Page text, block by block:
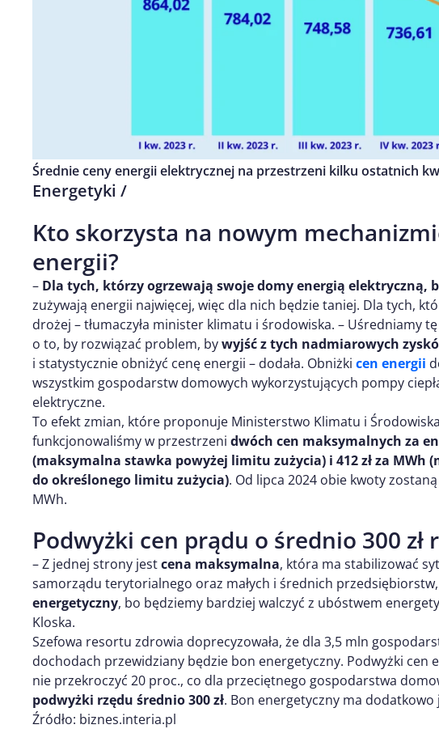
Średnie ceny energii elektrycznej na przestrzeni kilku ostatnich
Energetyki /
Kto skorzysta na nowym
energii?
– Dla tych, którzy ogrzewają swoje domy energią elektryczną,
zużywają energii najwięcej, więc dla nich będzie taniej. Dla tych,
drożej – tłumaczyła minister klimatu i środowiska. – Uśredniamy
o to, by rozwiązać problem, bywyjść z tych nadmiarowych
i statystycznie obniżyć cenę energii – dodała. Obniżki cen energii
wszystkim gospodarstw domowych wykorzystujących pompy
elektryczne.
To efekt zmian, które proponuje Ministerstwo Klimatu i
funkcjonowaliśmy w przestrzeni dwóch cen maksymalnych za
(maksymalna stawka powyżej limitu zużycia) i 412 zł za MWh
do określonego limitu zużycia). Od lipca 2024 obie kwoty
MWh.
Podwyżki cen prądu o średnio 300 zł
– Z jednej strony jestcena maksymalna, która ma stabilizować
samorządu terytorialnego oraz małych i średnich
energetyczny, bo będziemy bardziej walczyć z ubóstwem
Kloska.
Szefowa resortu zdrowia doprecyzowała, że dla 3,5 mln
dochodach przewidziany będzie bon energetyczny. Podwyżki cen
nie przekroczyć 20 proc., co dla przeciętnego gospodarstwa
podwyżki rzędu średnio 300 zł. Bon energetyczny ma dodatkowo
Źródło: biznes.interia.pl